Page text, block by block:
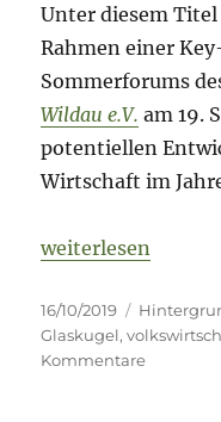
Unter diesem
Rahmen einer
Sommerforums
Wildau e.V. am 19.
potentiellen
Wirtschaft im
„In eigener
weiterlesen
Veröffentlicht
am
16/10/2019
Glaskugel,
Kommentarezu